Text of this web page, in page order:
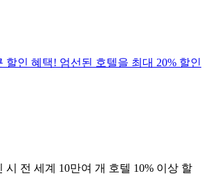
할인 혜택! 엄선된 호텔을 최대 20% 할인
시 전 세계 10만여 개 호텔 10% 이상 할